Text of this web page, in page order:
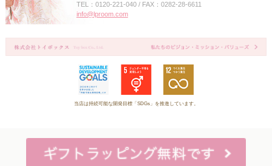
TEL：0120-221-040 / FAX：0282-28-6611
info@lproom.com
当店は持続可能な開発目標「SDGs」を推進しています。